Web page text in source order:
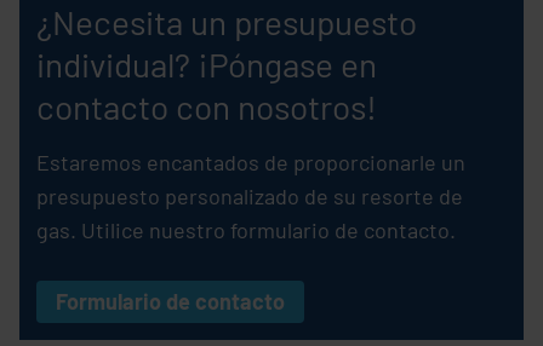
¿Necesita un presupuesto
individual? ¡Póngase en
contacto con nosotros!
Estaremos encantados de proporcionarle un
presupuesto personalizado de su resorte de
gas. Utilice nuestro formulario de contacto.
Formulario de contacto